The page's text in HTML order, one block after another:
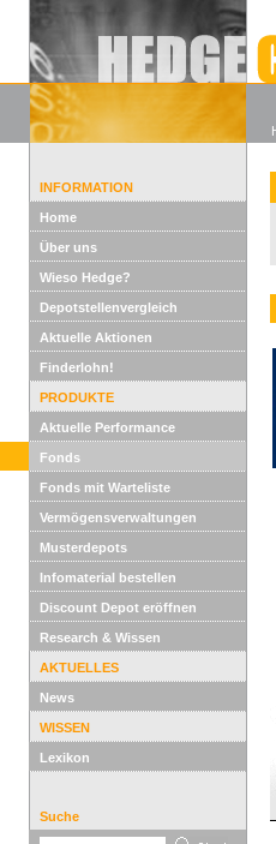
INFORMATION
Home
Über uns
Wieso Hedge?
Depotstellenvergleich
Aktuelle Aktionen
Finderlohn!
PRODUKTE
Aktuelle Performance
Fonds
Fonds mit Warteliste
Vermögensverwaltungen
Musterdepots
Infomaterial bestellen
Discount Depot eröffnen
Research & Wissen
AKTUELLES
News
WISSEN
Lexikon
Suche